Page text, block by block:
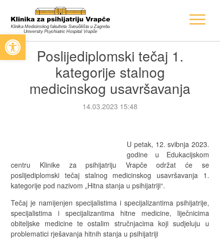
Open toolbar
Poslijediplomski tečaj 1.
kategorije stalnog
medicinskog usavršavanja
14.03.2023 15:48
U petak, 12. svibnja 2023.
godine u Edukacijskom
centru Klinike za psihijatriju Vrapče održat će se
poslijediplomski tečaj stalnog medicinskog usavršavanja 1.
kategorije pod nazivom „Hitna stanja u psihijatriji“.
Tečaj je namijenjen specijalistima i specijalizantima psihijatrije,
specijalistima i specijalizantima hitne medicine, liječnicima
obiteljske medicine te ostalim stručnjacima koji sudjeluju u
problematici rješavanja hitnih stanja u psihijatriji